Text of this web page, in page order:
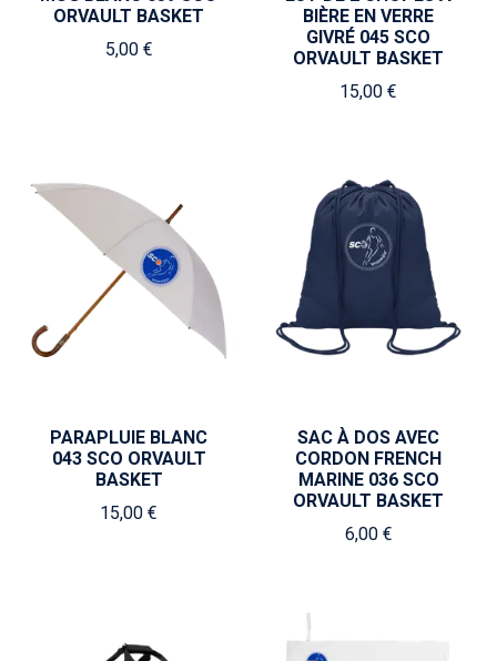
ORVAULT BASKET
5,00 €
BIÈRE EN VERRE
GIVRÉ 045 SCO
ORVAULT BASKET
15,00 €
PARAPLUIE BLANC
043 SCO ORVAULT
BASKET
15,00 €
SAC À DOS AVEC
CORDON FRENCH
MARINE 036 SCO
ORVAULT BASKET
6,00 €